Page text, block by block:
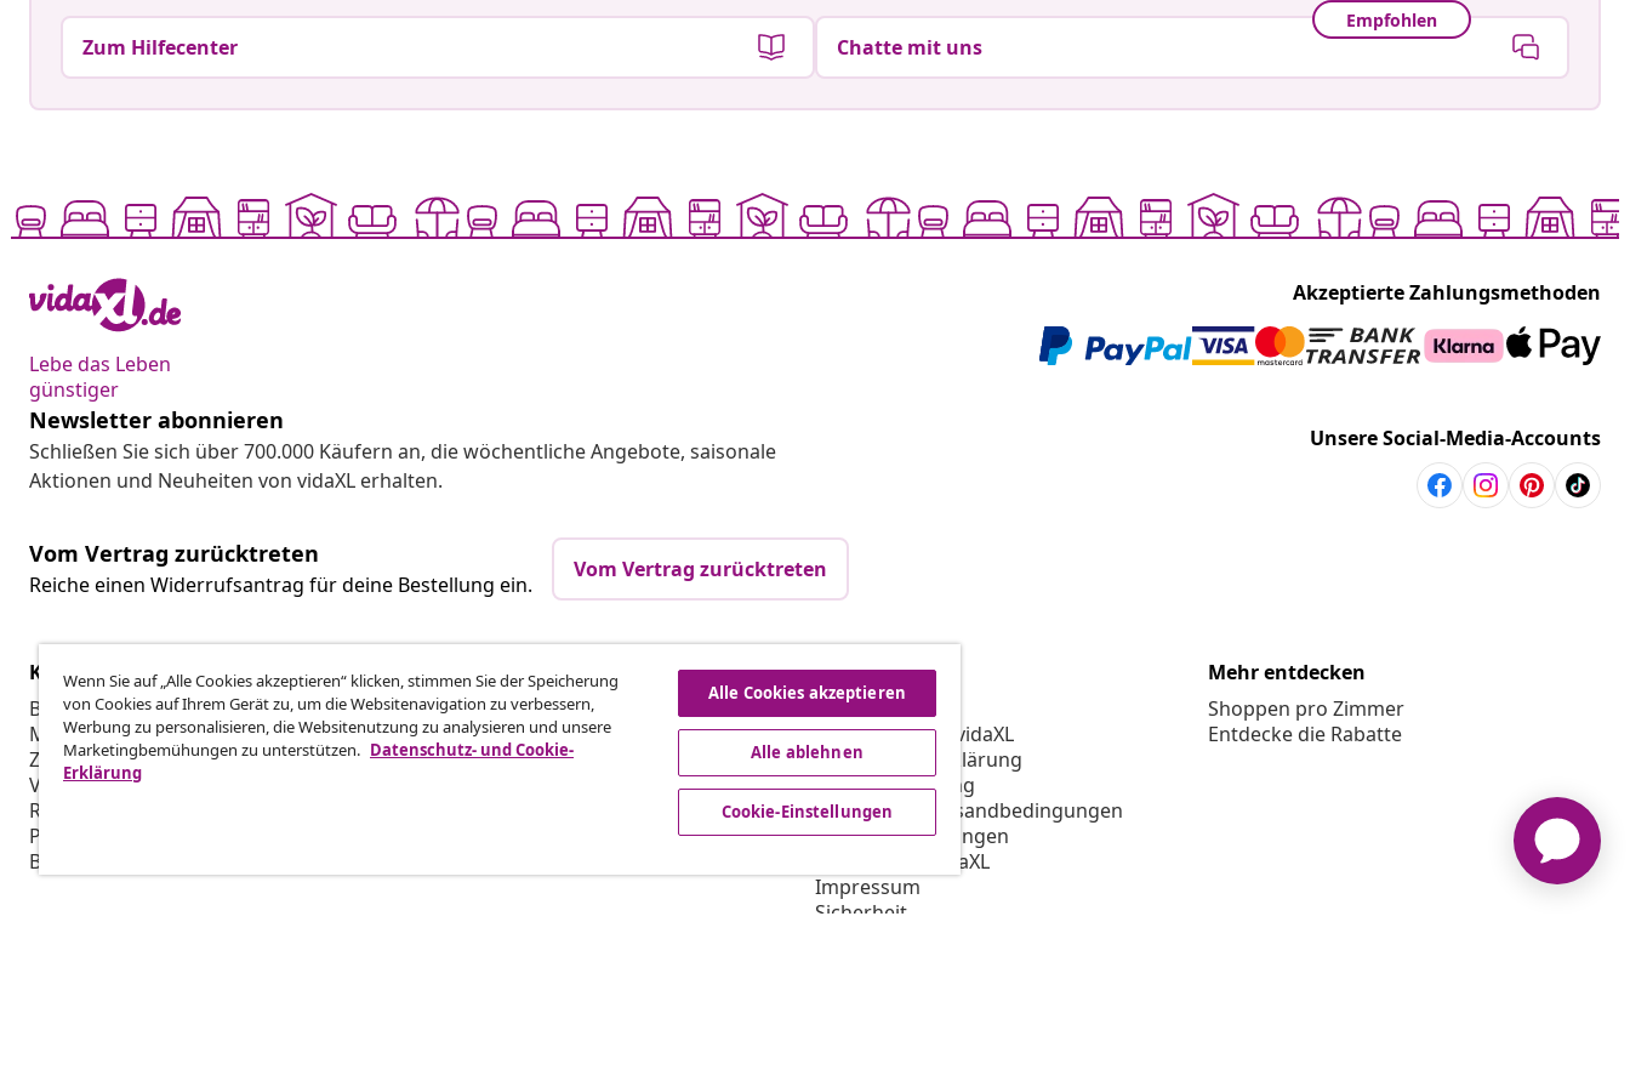
Zum Hilfecenter
Empfohlen
Chatte mit uns
Lebe das Leben
günstiger
Akzeptierte Zahlungsmethoden
Newsletter abonnieren
Schließen Sie sich über 700.000 Käufern an, die wöchentliche Angebote, saisonale
Aktionen und Neuheiten von vidaXL erhalten.
Unsere Social-Media-Accounts
Vom Vertrag zurücktreten
Reiche einen Widerrufsantrag für deine Bestellung ein.
Vom Vertrag zurücktreten
Kundenservice
Bestellung verfolgen
Mein Konto
Zahlung
Versand & Lieferung
Retoure
Produktinformationen
Bestellung
Business
Partnerprogramm
Produktion für vidaXL
Marketing-Kooperation
vidaXL
Über vidaXL
AGB Verkäufer vidaXL
Datenschutzerklärung
Cookie-Erklärung
Priorisierte Versandbedingungen
Cookie-Einstellungen
Arbeiten bei vidaXL
Impressum
Sicherheit
Mehr entdecken
Shoppen pro Zimmer
Entdecke die Rabatte
Wenn Sie auf „Alle Cookies akzeptieren“ klicken, stimmen Sie der Speicherung
von Cookies auf Ihrem Gerät zu, um die Websitenavigation zu verbessern,
Werbung zu personalisieren, die Websitenutzung zu analysieren und unsere
Marketingbemühungen zu unterstützen. Datenschutz- und Cookie-
Erklärung
Alle Cookies akzeptieren
Alle ablehnen
Cookie-Einstellungen